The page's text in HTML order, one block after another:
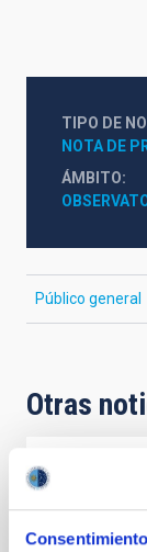
Consentimiento
TIPO DE
NOTA DE
ÁMBITO
Público general
Otras